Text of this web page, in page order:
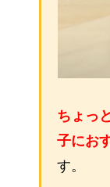
ちょっ
子にお
す。